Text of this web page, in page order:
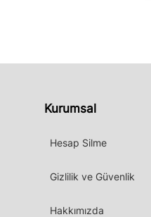
Kurumsal
Hesap Silme
Gizlilik ve Güvenlik
Hakkımızda